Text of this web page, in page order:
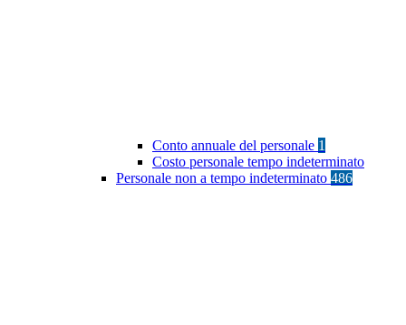
Conto annuale del personale 1
Costo personale tempo indeterminato
Personale non a tempo indeterminato 486